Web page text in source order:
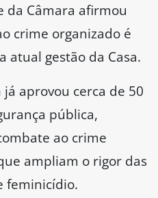
da Câmara afirmou
crime organizado é
atual gestão da Casa.
aprovou cerca de 50
pública,
ao crime
ampliam o rigor das
feminicídio.